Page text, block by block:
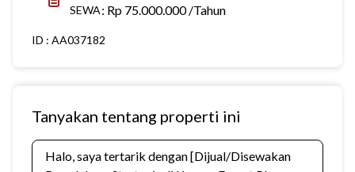
SEWA: Rp 75.000.000 /Tahun
ID : AA037182
Tanyakan tentang properti ini